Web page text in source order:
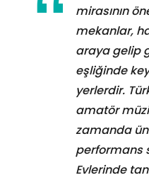
mirasının
mekanlar,
araya gelip
eşliğinde
yerlerdir.
amatör
zamanda
performans
Evlerinde